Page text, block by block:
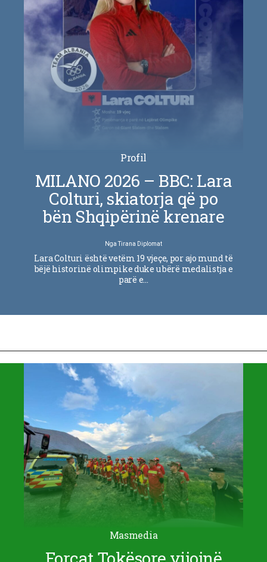
Profil
MILANO 2026 – BBC: Lara
Colturi, skiatorja që po
bën Shqipërinë krenare
NgaTirana Diplomat
Lara Colturi është vetëm 19 vjeçe, por ajo mund të
bëjë historinë olimpike duke u bërë medalistja e
parë e…
Masmedia